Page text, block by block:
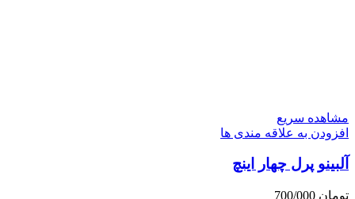
مشاهده سریع
افزودن به علاقه مندی ها
آلبینو پرل چهار اینچ
تومان